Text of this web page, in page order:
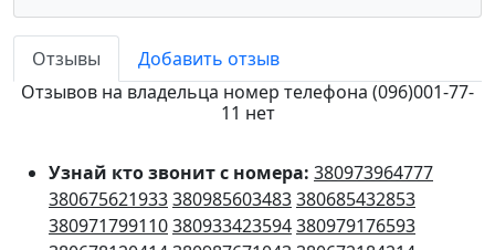
Отзывы
Добавить отзыв
Отзывов на владельца номер телефона (096)001-77-
11 нет
Узнай кто звонит с номера: 380973964777
380675621933380985603483380685432853
380971799110380933423594380979176593